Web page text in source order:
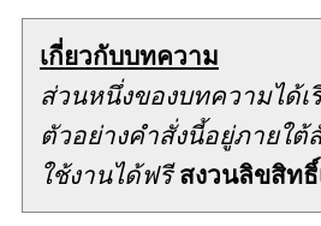
เกี่ยวกับบทความ
ส่วนหนึ่งของบทความได้เ
ตัวอย่างคำสั่งนี้อยู่ภาย
ใช้งานได้ฟรีสงวนลิขสิทธิ์